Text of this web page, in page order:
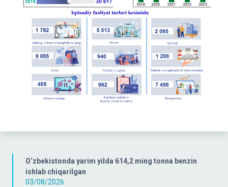
O‘zbekistonda yarim yilda 614,2 ming tonna benzin
ishlab chiqarilgan
03/08/2026